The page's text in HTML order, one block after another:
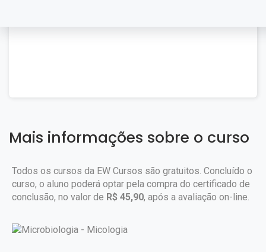
Mais informações sobre o curso
Todos os cursos da EW Cursos são gratuitos. Concluído o
curso, o aluno poderá optar pela compra do certificado de
conclusão, no valor de R$ 45,90, após a avaliação on-line.